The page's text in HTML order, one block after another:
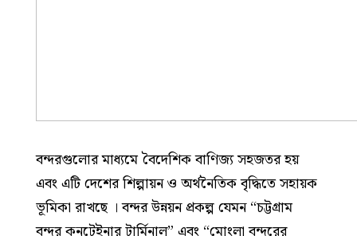
বন্দরগুলোর মাধ্যমে বৈদেশিক বাণিজ্য সহজতর হয়
এবং এটি দেশের শিল্পায়ন ও অর্থনৈতিক বৃদ্ধিতে সহায়ক
ভূমিকা রাখছে । বন্দর উন্নয়ন প্রকল্প যেমন “চট্টগ্রাম